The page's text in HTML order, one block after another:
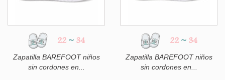
22 ~ 34
Zapatilla BAREFOOT niños
sin cordones en...
22 ~ 34
Zapatilla BAREFOOT niños
sin cordones en...